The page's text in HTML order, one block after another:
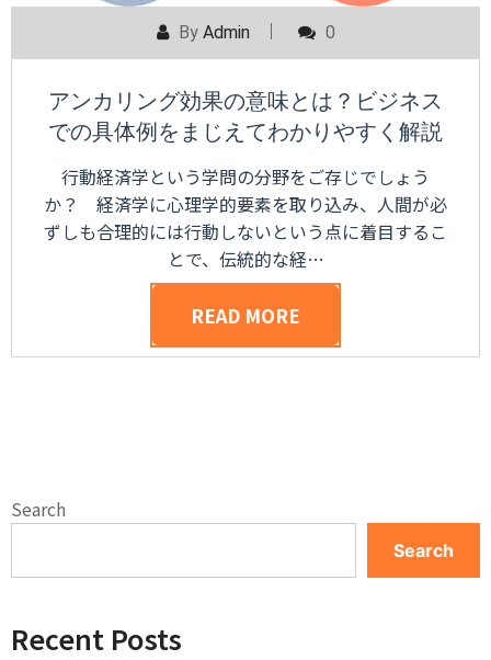
By Admin 0
アンカリング効果の意味とは？ビジネス
での具体例をまじえてわかりやすく解説
行動経済学という学問の分野をご存じでしょう
か？ 経済学に心理学的要素を取り込み、人間が必
ずしも合理的には行動しないという点に着目するこ
とで、伝統的な経…
READ MORE
Search
Search
Recent Posts